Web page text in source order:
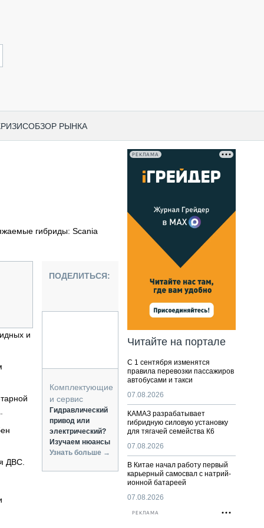
ОБЗОР РЫНКА
ТЕХНИКА
ТРАНСПОРТ
ТЕХНИКА
И ТЕХНОЛОГИИ
гибриды: Scania
и
ДВС.
ПОДЕЛИТЬСЯ:
Комплектующие
и сервис
Гидравлический
привод или
электрический?
Изучаем нюансы
Узнать больше →
РЕКЛАМА
Читайте на портале
С 1 сентября изменятся
правила перевозки пассажиров
автобусами и такси
07.08.2026
КАМАЗ разрабатывает
гибридную силовую установку
для тягачей семейства К6
07.08.2026
В Китае начал работу первый
карьерный самосвал с натрий-
ионной батареей
07.08.2026
РЕКЛАМА